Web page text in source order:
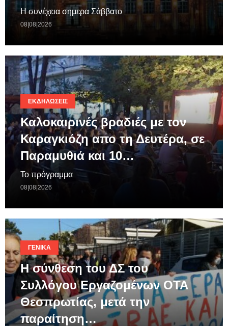
Η συνέχεια σημερα Σάββατο
08|08|2026
ΕΚΔΗΛΏΣΕΙΣ
Καλοκαιρινές βραδιές με τον
Καραγκιόζη απο τη Δευτέρα, σε
Παραμυθιά και 10…
Το πρόγραμμα
08|08|2026
ΓΕΝΙΚΆ
Η σύνθεση του ΔΣ του
Συλλόγου Εργαζομένων ΟΤΑ
Θεσπρωτίας, μετά την
παραίτηση…